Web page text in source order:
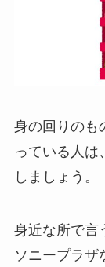
身の回りのも
っている人は
しましょう。
身近な所で言
ソニープラザ